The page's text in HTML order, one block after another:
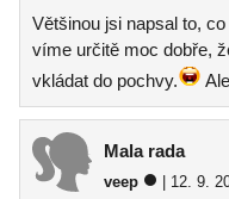
Většinou jsi napsal to,
víme určitě moc dobře,
vkládat do pochvy.
Mala rada
veep | 12. 9.